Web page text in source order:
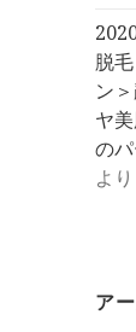
脱毛
ン
ヤ
の
より
ア